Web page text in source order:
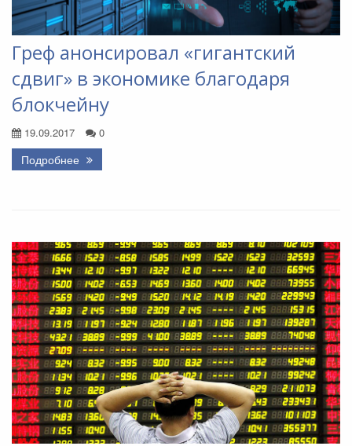
Греф анонсировал «гигантский
сдвиг» в экономике благодаря
блокчейну
19.09.2017 0
Подробнее